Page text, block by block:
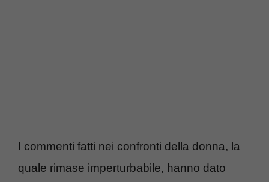
I commenti fatti nei confronti della donna, la
quale rimase imperturbabile, hanno dato